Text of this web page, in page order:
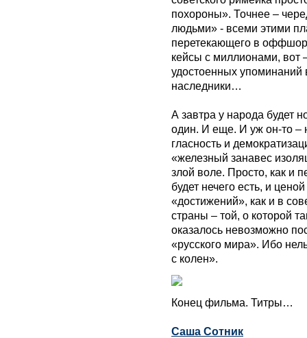
похороны». Точнее –
людьми» - всеми этими
перетекающего в
кейсы с миллионами, вот
удостоенных упоминаний
наследники…
А завтра у народа будет
один. И еще. И уж он-то –
гласность и
«железный занавес
злой воле. Просто, как и
будет нечего есть, и
«достижений», как и в
страны – той, о которой
оказалось невозможно
«русского мира». Ибо
с колен».
Конец фильма. Титры…
Саша Сотник